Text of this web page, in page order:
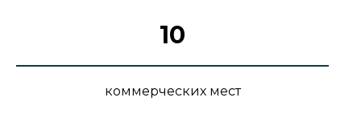
10
коммерческих мест